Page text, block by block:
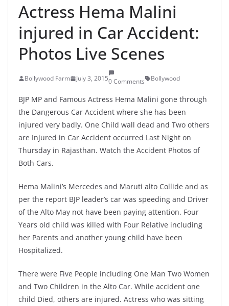
Actress Hema Malini
injured in Car Accident:
Photos Live Scenes
Bollywood Farm July 3, 20150 Comments Bollywood
BJP MP and Famous Actress Hema Malini gone through
the Dangerous Car Accident where she has been
injured very badly. One Child wall dead and Two others
are Injured in Car Accident occurred Last Night on
Thursday in Rajasthan. Watch the Accident Photos of
Both Cars.
Hema Malini’s Mercedes and Maruti alto Collide and as
per the report BJP leader’s car was speeding and Driver
of the Alto May not have been paying attention. Four
Years old child was killed with Four Relative including
her Parents and another young child have been
Hospitalized.
There were Five People including One Man Two Women
and Two Children in the Alto Car. While accident one
child Died, others are injured. Actress who was sitting